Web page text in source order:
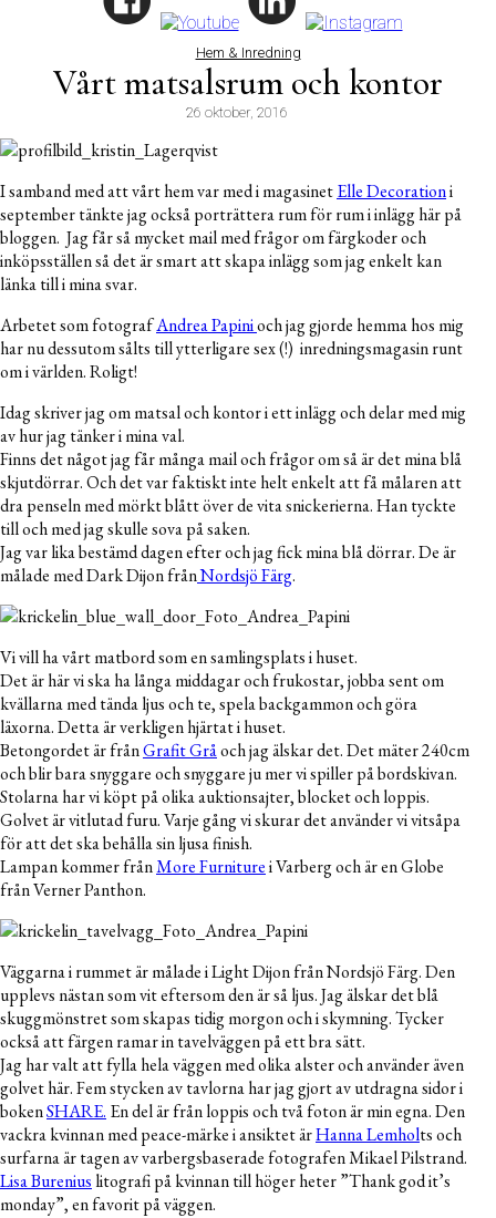
Hem & Inredning
Vårt matsalsrum och kontor
26 oktober, 2016
I samband med att vårt hem var med i magasinetElle Decorationi
september tänkte jag också porträttera rum för rum i inlägg här på
bloggen. Jag får så mycket mail med frågor om färgkoder och
inköpsställen så det är smart att skapa inlägg som jag enkelt kan
länka till i mina svar.
Arbetet som fotografAndrea Papinioch jag gjorde hemma hos mig
har nu dessutom sålts till ytterligare sex (!) inredningsmagasin runt
om i världen. Roligt!
Idag skriver jag om matsal och kontor i ett inlägg och delar med mig
av hur jag tänker i mina val.
Finns det något jag får många mail och frågor om så är det mina blå
skjutdörrar. Och det var faktiskt inte helt enkelt att få målaren att
dra penseln med mörkt blått över de vita snickerierna. Han tyckte
till och med jag skulle sova på saken.
Jag var lika bestämd dagen efter och jag fick mina blå dörrar. De är
målade med Dark Dijon frånNordsjö Färg.
Vi vill ha vårt matbord som en samlingsplats i huset.
Det är här vi ska ha långa middagar och frukostar, jobba sent om
kvällarna med tända ljus och te, spela backgammon och göra
läxorna. Detta är verkligen hjärtat i huset.
Betongordet är frånGrafit Gråoch jag älskar det. Det mäter 240cm
och blir bara snyggare och snyggare ju mer vi spiller på bordskivan.
Stolarna har vi köpt på olika auktionsajter, blocket och loppis.
Golvet är vitlutad furu. Varje gång vi skurar det använder vi vitsåpa
för att det ska behålla sin ljusa finish.
Lampan kommer frånMore Furniturei Varberg och är en Globe
från Verner Panthon.
Väggarna i rummet är målade i Light Dijon från Nordsjö Färg. Den
upplevs nästan som vit eftersom den är så ljus. Jag älskar det blå
skuggmönstret som skapas tidig morgon och i skymning. Tycker
också att färgen ramar in tavelväggen på ett bra sätt.
Jag har valt att fylla hela väggen med olika alster och använder även
golvet här. Fem stycken av tavlorna har jag gjort av utdragna sidor i
bokenSHARE. En del är från loppis och två foton är min egna. Den
vackra kvinnan med peace-märke i ansiktet ärHanna Lemholts och
surfarna är tagen av varbergsbaserade fotografen Mikael Pilstrand.
Lisa Burenius litografi på kvinnan till höger heter ”Thank god it’s
monday”, en favorit på väggen.